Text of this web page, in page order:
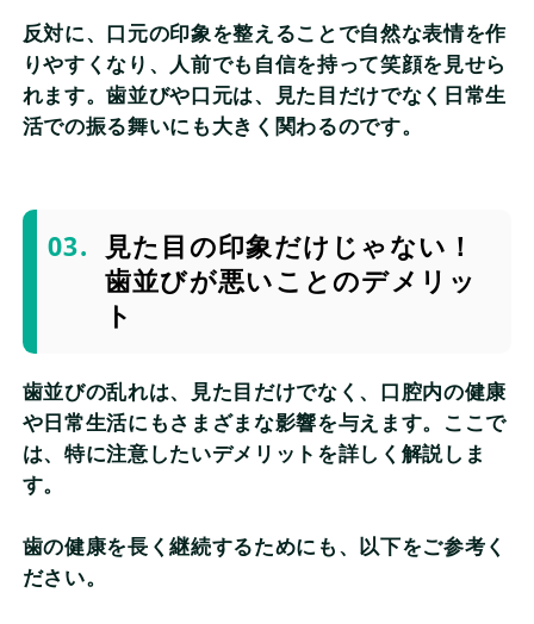
反対に、口元の印象を整えることで自然な表情を作
りやすくなり、人前でも自信を持って笑顔を見せら
れます。歯並びや口元は、見た目だけでなく日常生
活での振る舞いにも大きく関わるのです。
見た目の印象だけじゃない！
歯並びが悪いことのデメリッ
ト
歯並びの乱れは、見た目だけでなく、口腔内の健康
や日常生活にもさまざまな影響を与えます。ここで
は、特に注意したいデメリットを詳しく解説しま
す。
歯の健康を長く継続するためにも、以下をご参考く
ださい。